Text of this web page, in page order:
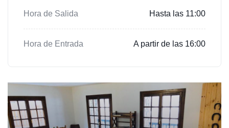
Hora de Salida Hasta las 11:00
Hora de Entrada A partir de las 16:00